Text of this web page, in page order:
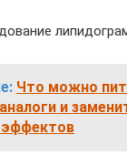
Что можно
и
эффектов